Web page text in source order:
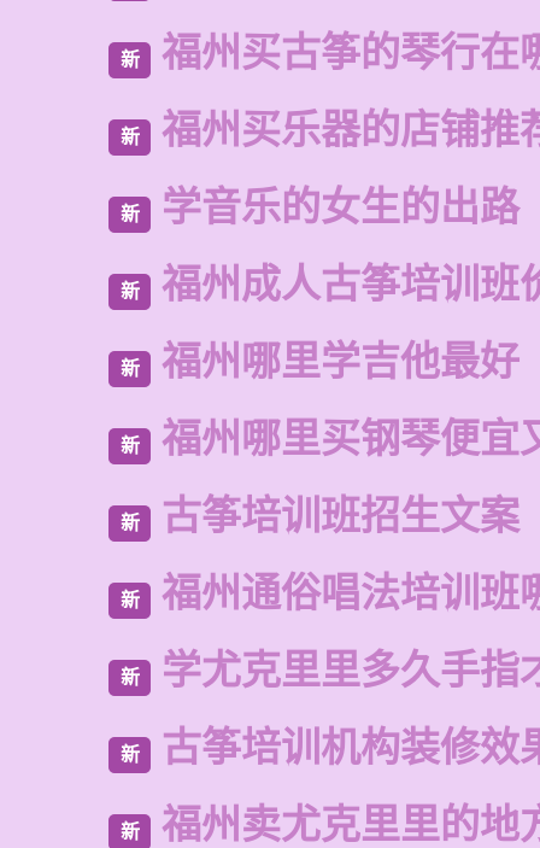
新 福州买古筝的琴行在
新 福州买乐器的店铺推
新 学音乐的女生的出路
新 福州成人古筝培训班
新 福州哪里学吉他最好
新 福州哪里买钢琴便宜
新 古筝培训班招生文案
新 福州通俗唱法培训班
新 学尤克里里多久手指
新 古筝培训机构装修效
新 福州卖尤克里里的地